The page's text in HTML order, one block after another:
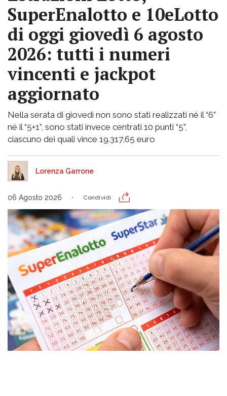
SuperEnalotto e 10eLotto
di oggi giovedì 6 agosto
2026: tutti i numeri
vincenti e jackpot
aggiornato
Nella serata di giovedì non sono stati realizzati né il “6”
né il “5+1”, sono stati invece centrati 10 punti “5”,
ciascuno dei quali vince 19.317,65 euro
Lorenza Garrone
06 Agosto 2026 Condividi